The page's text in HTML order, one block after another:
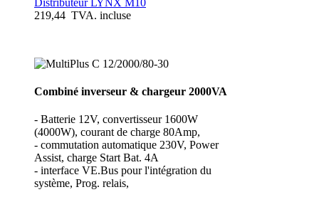
219,44 TVA. incluse
Combiné inverseur & chargeur 2000VA
- Batterie 12V, convertisseur 1600W
(4000W), courant de charge 80Amp,
- commutation automatique 230V, Power
Assist, charge Start Bat. 4A
- interface VE.Bus pour l'intégration du
système, Prog. relais,